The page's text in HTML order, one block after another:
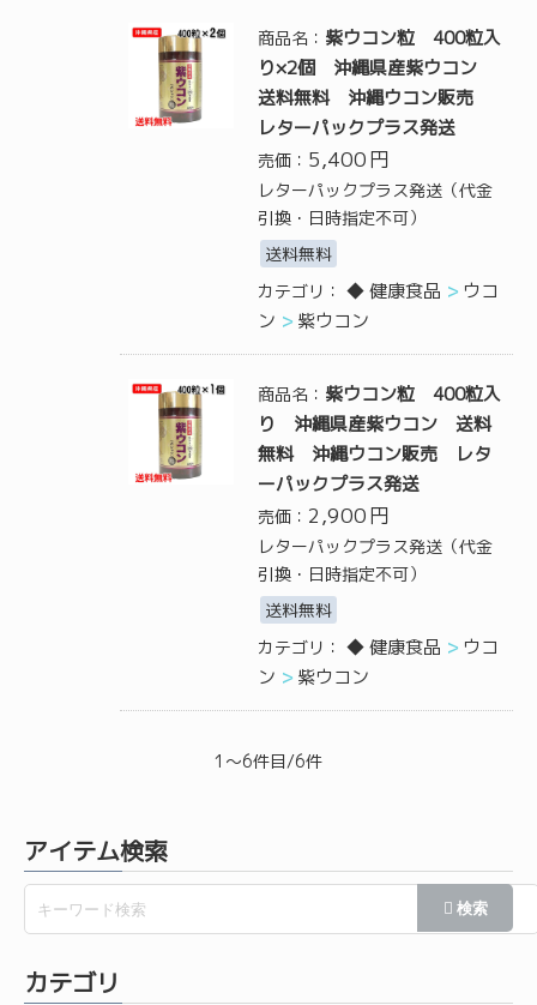
商品名： 紫ウコン粒 400粒入
り×2個 沖縄県産紫ウコン
送料無料 沖縄ウコン販売
レターパックプラス発送
売価： 5,400円
レターパックプラス発送（代金
引換・日時指定不可）
送料無料
カテゴリ： ◆ 健康食品
ウコ
ン
紫ウコン
商品名： 紫ウコン粒 400粒入
り 沖縄県産紫ウコン 送料
無料 沖縄ウコン販売 レタ
ーパックプラス発送
売価： 2,900円
レターパックプラス発送（代金
引換・日時指定不可）
送料無料
カテゴリ： ◆ 健康食品
ウコ
ン
紫ウコン
1～6件目/6件
アイテム検索
カテゴリ